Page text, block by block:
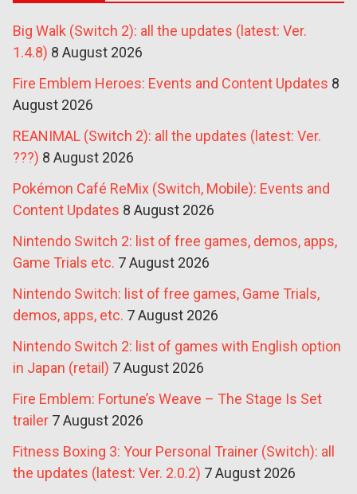
Big Walk (Switch 2): all the updates (latest: Ver.
1.4.8) 8 August 2026
Fire Emblem Heroes: Events and Content Updates 8
August 2026
REANIMAL (Switch 2): all the updates (latest: Ver.
???) 8 August 2026
Pokémon Café ReMix (Switch, Mobile): Events and
Content Updates 8 August 2026
Nintendo Switch 2: list of free games, demos, apps,
Game Trials etc. 7 August 2026
Nintendo Switch: list of free games, Game Trials,
demos, apps, etc. 7 August 2026
Nintendo Switch 2: list of games with English option
in Japan (retail) 7 August 2026
Fire Emblem: Fortune’s Weave – The Stage Is Set
trailer 7 August 2026
Fitness Boxing 3: Your Personal Trainer (Switch): all
the updates (latest: Ver. 2.0.2) 7 August 2026